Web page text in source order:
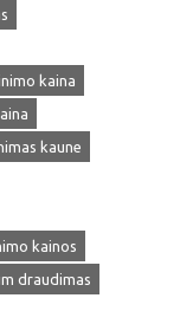
kaina
kaune
kainos
draudimas